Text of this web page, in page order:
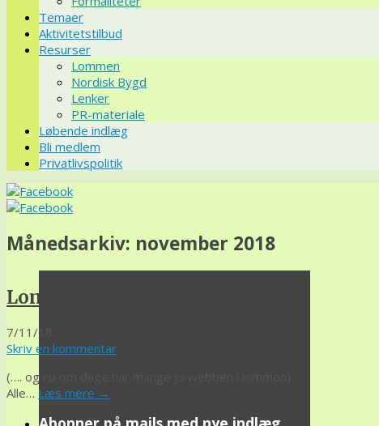
Temaer
Aktivitetstilbud
Resurser
Lommen
Nordisk Bygd
Lenker
PR-materiale
Løbende indlæg
Bli medlem
Privatlivspolitik
Månedsarkiv: november 2018
Lommen igen på webb
7/11/18
Skriv en kommentar
(…. og nu om dage har mange jo webben i lommen).
Alle… Læs mere →